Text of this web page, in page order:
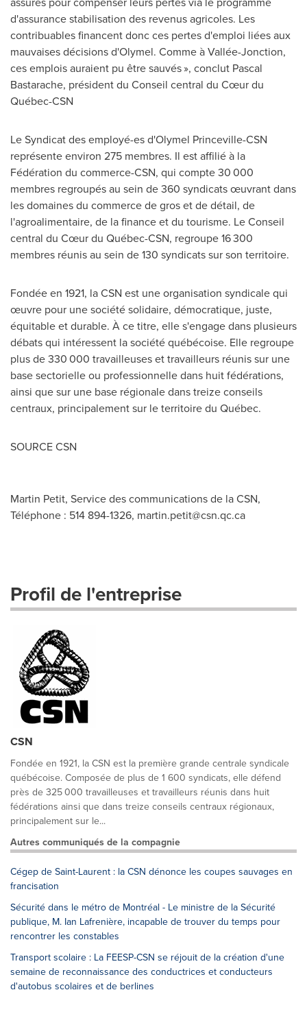
d'assurance stabilisation des revenus agricoles. Les
contribuables financent donc ces pertes d'emploi liées aux
mauvaises décisions d'Olymel. Comme à Vallée-Jonction,
ces emplois auraient pu être sauvés », conclut Pascal
Bastarache, président du Conseil central du Cœur du
Québec-CSN
Le Syndicatdes employé-es d'Olymel Princeville-CSN
représente environ 275 membres. Il est affilié à la
Fédération du commerce-CSN, qui compte 30 000
membres regroupés au sein de 360 syndicats œuvrant dans
les domaines du commerce de gros et de détail, de
l'agroalimentaire, de la finance et du tourisme. Le Conseil
central du Cœur du Québec-CSN, regroupe 16 300
membres réunis au sein de 130 syndicats sur son territoire.
Fondée en 1921, la CSN est une organisation syndicale qui
œuvre pour une société solidaire, démocratique, juste,
équitable et durable. À ce titre, elle s'engage dans plusieurs
débats qui intéressent la société québécoise. Elle regroupe
plus de 330 000 travailleuses et travailleurs réunis sur une
base sectorielle ou professionnelle dans huit fédérations,
ainsi que sur une base régionale dans treize conseils
centraux, principalement sur le territoire du Québec.
SOURCE CSN
Martin Petit, Service des communications de la CSN,
Téléphone : 514 894-1326, martin.petit@csn.qc.ca
Profil de l'entreprise
CSN
Fondée en 1921, la CSN est la première grande centrale syndicale
québécoise. Composée de plus de 1 600 syndicats, elle défend
près de 325 000 travailleuses et travailleurs réunis dans huit
fédérations ainsi que dans treize conseils centraux régionaux,
principalement sur le...
Autres communiqués de la compagnie
Cégep de Saint-Laurent : la CSN dénonce les coupes sauvages en
francisation
Sécurité dans le métro de Montréal - Le ministre de la Sécurité
publique, M. Ian Lafrenière, incapable de trouver du temps pour
rencontrer les constables
Transport scolaire : La FEESP-CSN se réjouit de la création d'une
semaine de reconnaissance des conductrices et conducteurs
d'autobus scolaires et de berlines